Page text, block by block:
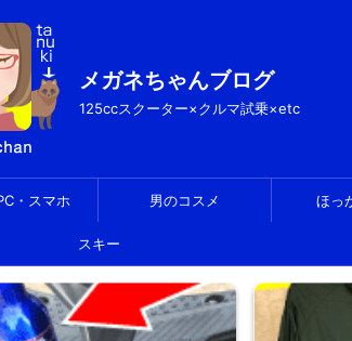
メガネちゃんブログ
125ccスクーター×クルマ試乗×etc
・スマホ 男のコスメ ほっ
スキー